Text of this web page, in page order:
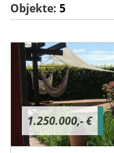
Objekte: 5
1.250.000,- €